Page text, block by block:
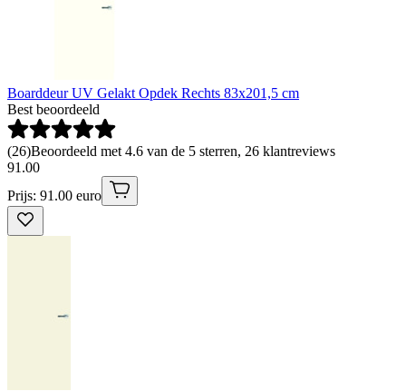
Boarddeur UV Gelakt Opdek Rechts 83x201,5 cm
Best beoordeeld
(26)Beoordeeld met 4.6 van de 5 sterren, 26 klantreviews
91 .00
Prijs: 91.00 euro